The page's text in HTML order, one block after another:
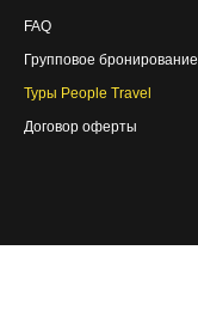
FAQ
Групповое бронирование
Туры People Travel
Договор оферты